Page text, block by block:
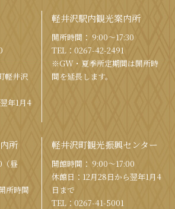
軽井沢
年1月4
軽井沢駅内観光案内所
開所時間： 9:00〜17:30
TEL： 0267-42-2491
※GW・夏季所定期間は開所時
間を延⻑します。
所
（昼
所時間
軽井沢町観光振興センター
開館時間： 9:00〜17:00
休館⽇：12⽉28⽇から翌年1⽉4
⽇まで
TEL： 0267-41-5001